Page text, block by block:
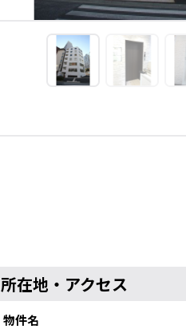
所在地・アクセス
物件名